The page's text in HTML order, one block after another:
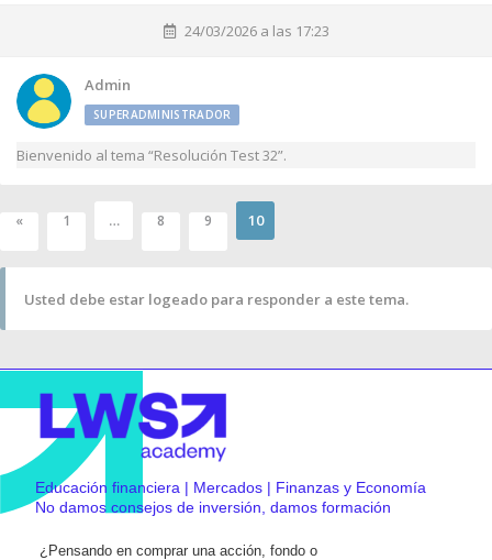
24/03/2026 a las 17:23
Admin
SUPERADMINISTRADOR
Bienvenido al tema “Resolución Test 32”.
« 1 … 8 9 10
Usted debe estar logeado para responder a este tema.
Educación financiera | Mercados | Finanzas y Economía
No damos consejos de inversión, damos formación
¿Pensando en comprar una acción, fondo o